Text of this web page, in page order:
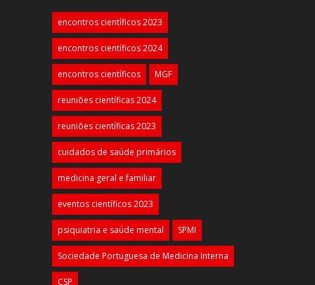
encontros científicos 2023
encontros científicos 2024
encontros científicos MGF
reuniões científicas 2024
reuniões científicas 2023
cuidados de saúde primários
medicina geral e familiar
eventos científicos 2023
psiquiatria e saúde mental SPMI
Sociedade Portuguesa de Medicina Interna
CSP